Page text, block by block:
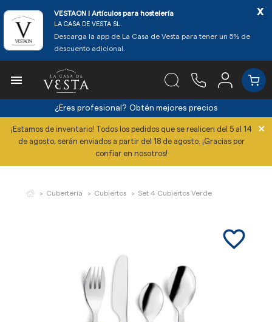
VESTAON l Artículos para hostelería
LA CASA DE VESTA SL.
Descarga la app de La Casa de Vesta para tener un 5% de
descuento adicional.
x

¿Eres profesional? Obtén mejores precios
¡Estamos de inventario! Todos los pedidos que se realicen del 5 al 14
de agosto, serán enviados a partir del 18 de agosto. ¡Gracias por
confiar en nosotros!
×
Cubertería Cubiertos Set 4 Cubiertos Verde
favorite_border